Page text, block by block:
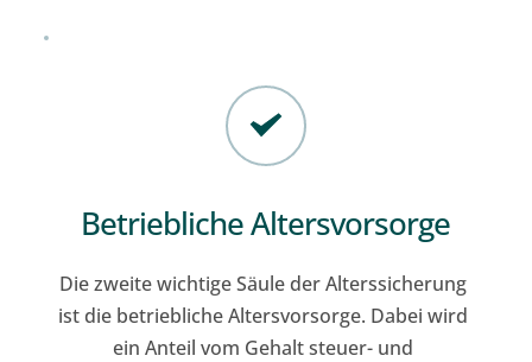
Betriebliche Altersvorsorge
Die zweite wichtige Säule der Alterssicherung
ist die betriebliche Altersvorsorge. Dabei wird
ein Anteil vom Gehalt steuer- und